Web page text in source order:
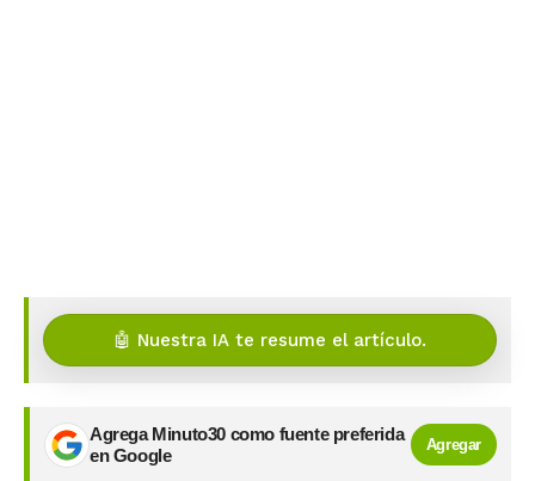
🤖 Nuestra IA te resume el artículo.
Agrega Minuto30 como fuente preferida
en Google
Agregar